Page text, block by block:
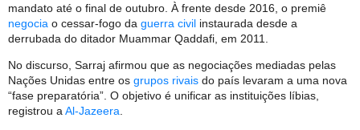
mandato até o final de outubro. À frente desde 2016, o premiê
negocia o cessar-fogo da guerra civil instaurada desde a
derrubada do ditador Muammar Qaddafi, em 2011.
No discurso, Sarraj afirmou que as negociações mediadas pelas
Nações Unidas entre os grupos rivais do país levaram a uma nova
“fase preparatória”. O objetivo é unificar as instituições líbias,
registrou aAl-Jazeera.